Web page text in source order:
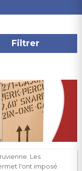
Filtrer
Les
l'ont imposé